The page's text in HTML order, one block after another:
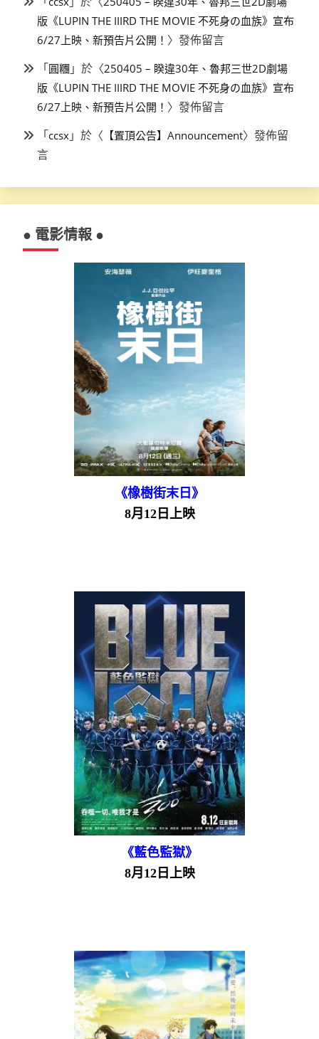
版《LUPIN THE IIIRD THE MOVIE 不死身の血族》宣布
6/27上映、新預告片公開！ 〉發佈留言
「圓糰 」於〈250405 – 睽違30年、魯邦三世2D劇場
版《LUPIN THE IIIRD THE MOVIE 不死身の血族》宣布
6/27上映、新預告片公開！ 〉發佈留言
「ccsx 」於〈 【置頂公告】Announcement〉發佈留
言
● 電影情報 ●
《橡樹街末日》
8月12日上映
《藍色監獄》
8月12日上映